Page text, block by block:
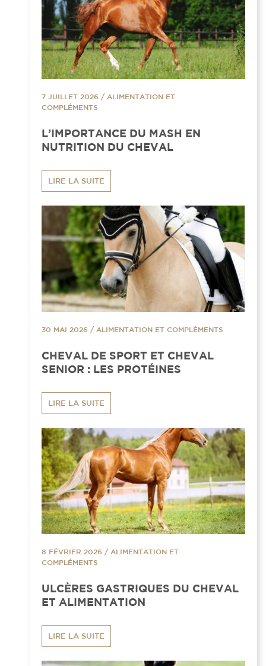
7 JUILLET 2026 / ALIMENTATION ET
COMPLÉMENTS
L’IMPORTANCE DU MASH EN
NUTRITION DU CHEVAL
LIRE LA SUITE
30 MAI 2026 / ALIMENTATION ET COMPLÉMENTS
CHEVAL DE SPORT ET CHEVAL
SENIOR : LES PROTÉINES
LIRE LA SUITE
8 FÉVRIER 2026 / ALIMENTATION ET
COMPLÉMENTS
ULCÈRES GASTRIQUES DU CHEVAL
ET ALIMENTATION
LIRE LA SUITE